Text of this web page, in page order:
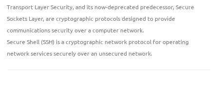
Transport Layer Security, and its now-deprecated predecessor, Secure
Sockets Layer, are cryptographic protocols designed to provide
communications security over a computer network.
Secure Shell (SSH) is a cryptographic network protocol for operating
network services securely over an unsecured network.